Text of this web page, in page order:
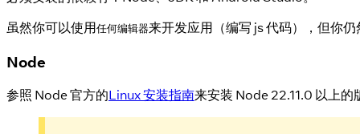
虽然你可以使用任何编辑器来开发应用（编写 js 代码），但你
Node
参照 Node 官方的Linux 安装指南来安装 Node 22.11.0 以上的